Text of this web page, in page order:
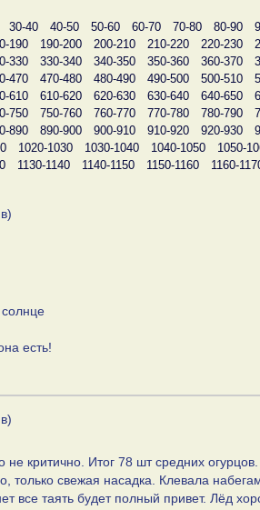
30-40 40-50 50-60 60-70 70-80 80-90
190 190-200 200-210 210-220 220-230
330 330-340 340-350 350-360 360-370
470 470-480 480-490 490-500 500-510
610 610-620 620-630 630-640 640-650
750 750-760 760-770 770-780 780-790
890 890-900 900-910 910-920 920-930
1020-1030 1030-1040 1040-1050 1050-
1130-1140 1140-1150 1150-1160 1160-
есть!
не критично. Итог 78 шт средних
только свежая насадка. Клевала
все таять будет полный привет. Лёд